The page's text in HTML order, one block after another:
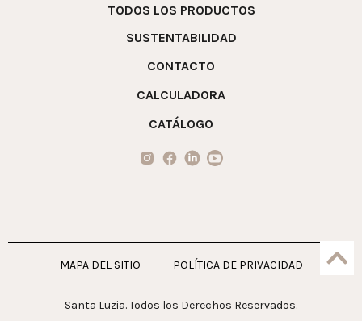
TODOS LOS PRODUCTOS
SUSTENTABILIDAD
CONTACTO
CALCULADORA
CATÁLOGO
MAPA DEL SITIO POLÍTICA DE PRIVACIDAD
Santa Luzia. Todos los Derechos Reservados.